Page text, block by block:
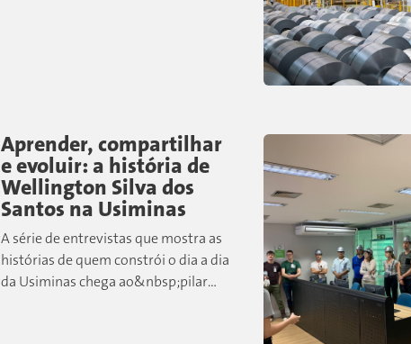
Aprender, compartilhar
e evoluir: a história de
Wellington Silva dos
Santos na Usiminas
A série de entrevistas que mostra as
histórias de quem constrói o dia a dia
da Usiminas chega ao&nbsp;pilar